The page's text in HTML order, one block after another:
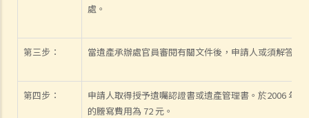
處。
第三步： 當遺產承辦處官員審閱有關文件後，申請人或須解答該
第四步：
申請人取得授予遺囑認證書或遺產管理書。於2006 年
的謄寫費用為 72 元。
1. 遺囑與"平安紙"有甚麼分別？
囑在我死後能正確執行？
遺囑中完全不提她的名字。我可否這樣做？
4. 立遺囑人可以同時訂立多份遺囑嗎？